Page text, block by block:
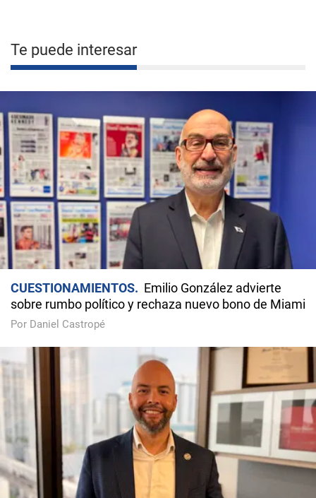
Te puede interesar
CUESTIONAMIENTOS
Emilio González advierte
sobre rumbo político y rechaza nuevo bono de Miami
Por Daniel Castropé